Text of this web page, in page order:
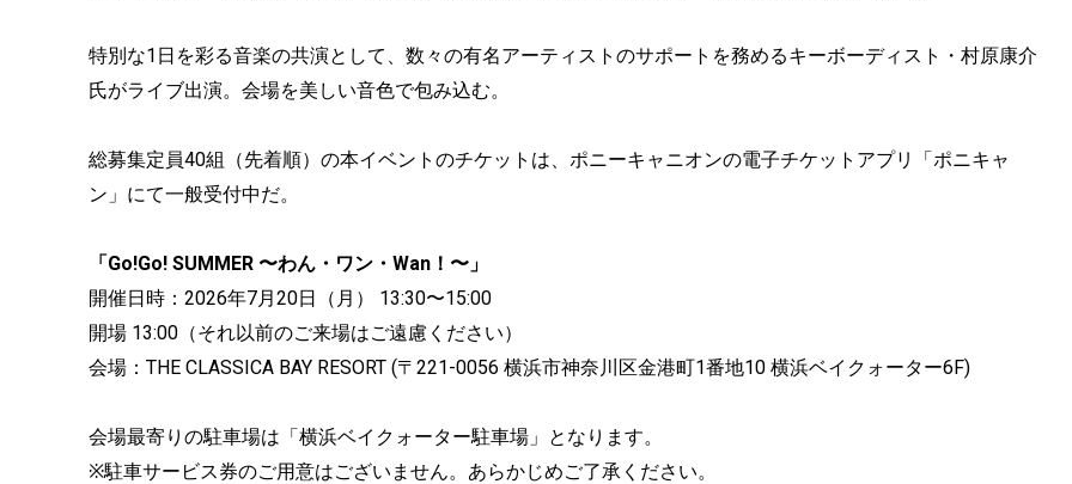
特別な1日を彩る音楽の共演として、数々の有名アーティストのサポートを務めるキーボーディスト・村原康介
氏がライブ出演。会場を美しい音色で包み込む。
総募集定員40組（先着順）の本イベントのチケットは、ポニーキャニオンの電子チケットアプリ「ポニキャ
ン」にて一般受付中だ。
「Go!Go! SUMMER 〜わん・ワン・Wan！〜」
開催日時：2026年7月20日（月） 13:30〜15:00
開場 13:00（それ以前のご来場はご遠慮ください）
会場：THE CLASSICA BAY RESORT (〒221-0056 横浜市神奈川区金港町1番地10 横浜ベイクォーター6F)
会場最寄りの駐車場は「横浜ベイクォーター駐車場」となります。
※駐車サービス券のご用意はございません。あらかじめご了承ください。